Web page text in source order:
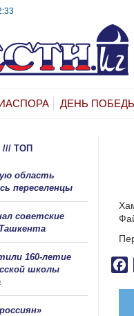
ДЕНЬ
/// ТОП
область
переселенцы
советские
160-летие
школы